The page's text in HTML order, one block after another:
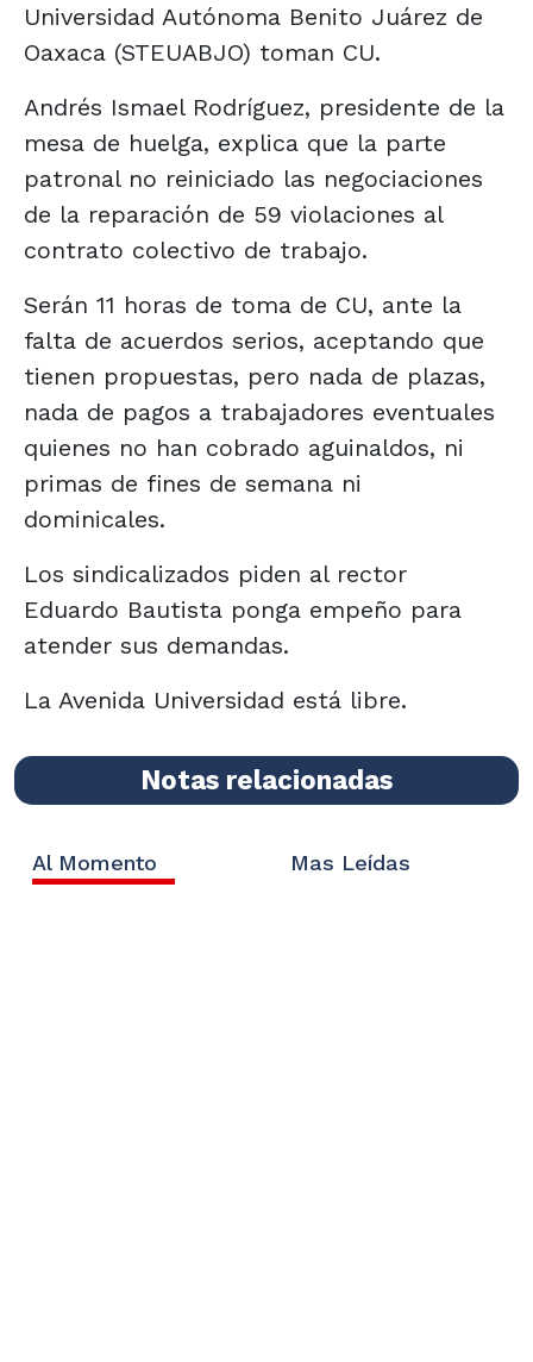
Universidad Autónoma Benito Juárez de
Oaxaca (STEUABJO) toman CU.
Andrés Ismael Rodríguez, presidente de la
mesa de huelga, explica que la parte
patronal no reiniciado las negociaciones
de la reparación de 59 violaciones al
contrato colectivo de trabajo.
Serán 11 horas de toma de CU, ante la
falta de acuerdos serios, aceptando que
tienen propuestas, pero nada de plazas,
nada de pagos a trabajadores eventuales
quienes no han cobrado aguinaldos, ni
primas de fines de semana ni
dominicales.
Los sindicalizados piden al rector
Eduardo Bautista ponga empeño para
atender sus demandas.
La Avenida Universidad está libre.
Notas relacionadas
Al Momento Mas Leídas